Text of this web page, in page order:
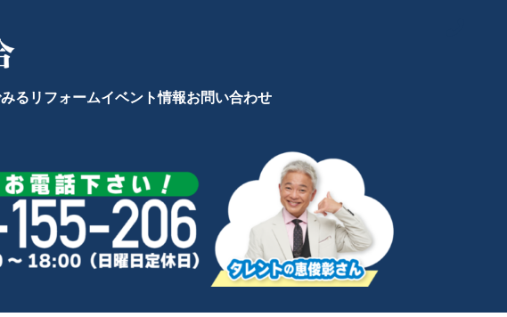
るリフォームイベント情報お問い合わせ